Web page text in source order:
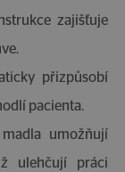
zajišťuje
přizpůsobí
pacienta.
umožňují
ulehčují práci